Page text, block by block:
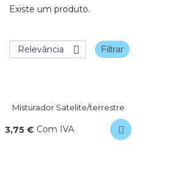
Existe um produto.
Relevância  Filtrar
Misturador Satelite/terrestre
3,75 € Com IVA